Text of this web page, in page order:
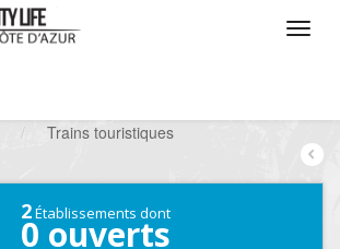
/ Trains touristiques
2Établissements dont
0 ouverts